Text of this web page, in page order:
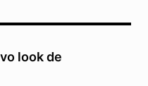
look de